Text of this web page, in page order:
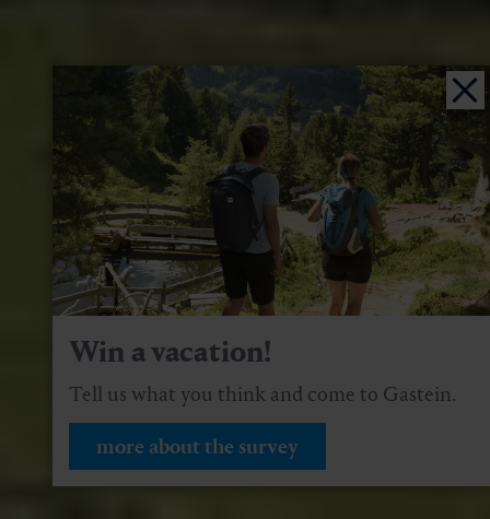
Win a vacation!
Tell us what you think and come to Gastein.
more about the survey